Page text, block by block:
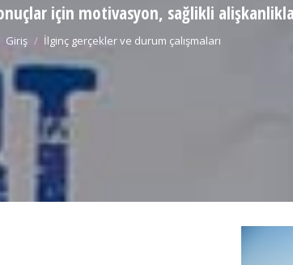
için motivasyon, sağlikli
Giriş İlginç gerçekler ve durum çalışmaları